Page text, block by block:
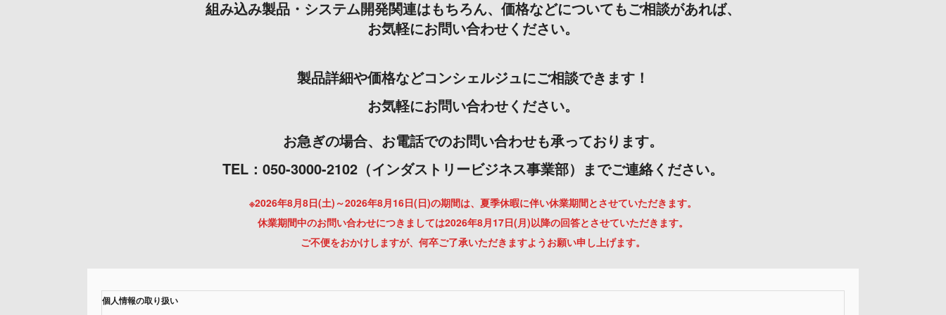
組み込み製品・システム開発関連はもちろん、価格などについてもご相談があれば、
お気軽にお問い合わせください。
製品詳細や価格などコンシェルジュにご相談できます！
お気軽にお問い合わせください。
お急ぎの場合、お電話でのお問い合わせも承っております。
TEL：050-3000-2102（インダストリービジネス事業部）までご連絡ください。
※2026年8月8日(土)～2026年8月16日(日)の期間は、夏季休暇に伴い休業期間とさせていただきます。
休業期間中のお問い合わせにつきましては2026年8月17日(月)以降の回答とさせていただきます。
ご不便をおかけしますが、何卒ご了承いただきますようお願い申し上げます。
個人情報の取り扱い